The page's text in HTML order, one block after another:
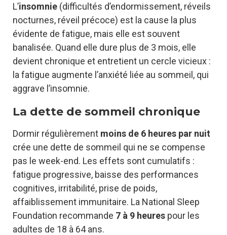
L’insomnie (difficultés d’endormissement, réveils
nocturnes, réveil précoce) est la cause la plus
évidente de fatigue, mais elle est souvent
banalisée. Quand elle dure plus de 3 mois, elle
devient chronique et entretient un cercle vicieux :
la fatigue augmente l’anxiété liée au sommeil, qui
aggrave l’insomnie.
La dette de sommeil chronique
Dormir régulièrement moins de 6 heures par nuit
crée une dette de sommeil qui ne se compense
pas le week-end. Les effets sont cumulatifs :
fatigue progressive, baisse des performances
cognitives, irritabilité, prise de poids,
affaiblissement immunitaire. La National Sleep
Foundation recommande 7 à 9 heures pour les
adultes de 18 à 64 ans.